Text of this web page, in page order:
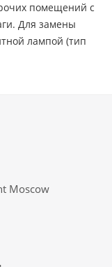
помещений с
Для замены
лампой (тип
Moscow